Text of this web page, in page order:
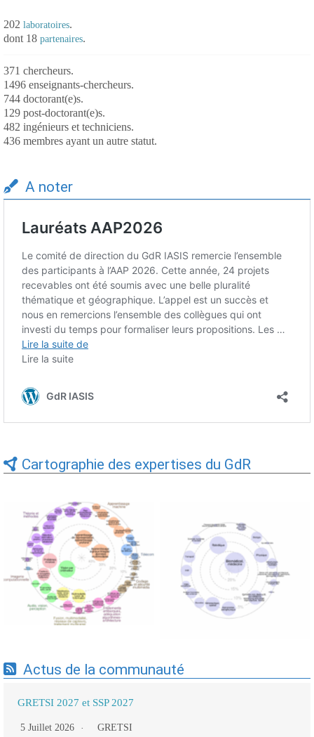
202 laboratoires.
dont 18 partenaires.
371 chercheurs.
1496 enseignants-chercheurs.
744 doctorant(e)s.
129 post-doctorant(e)s.
482 ingénieurs et techniciens.
436 membres ayant un autre statut.
A noter
Cartographie des expertises du GdR
Expertises du GdR -
cartographie par Axes -
19/09/2025
Expertises du GdR -
cartographie par mots-clés
applicatifs - 19/09/2025
Actus de la communauté
GRETSI 2027 et SSP 2027
5 Juillet 2026 GRETSI